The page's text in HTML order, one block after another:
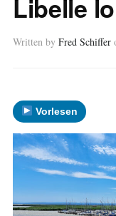
Libelle
Written by Fred Schiffer
Vorlesen